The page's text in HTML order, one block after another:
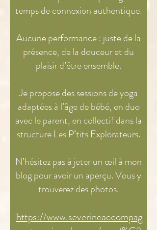
temps de connexion authentique.
Aucune performance : juste de la
présence, de la douceur et du
plaisir d’être ensemble.
Je propose des sessions de yoga
adaptées à l’âge de bébé, en duo
avec le parent, en collectif dans la
structure Les P’tits Explorateurs.
N’hésitez pas à jeter un œil à mon
blog pour avoir un aperçu. Vous y
trouverez des photos.
https://www.severineaccompag